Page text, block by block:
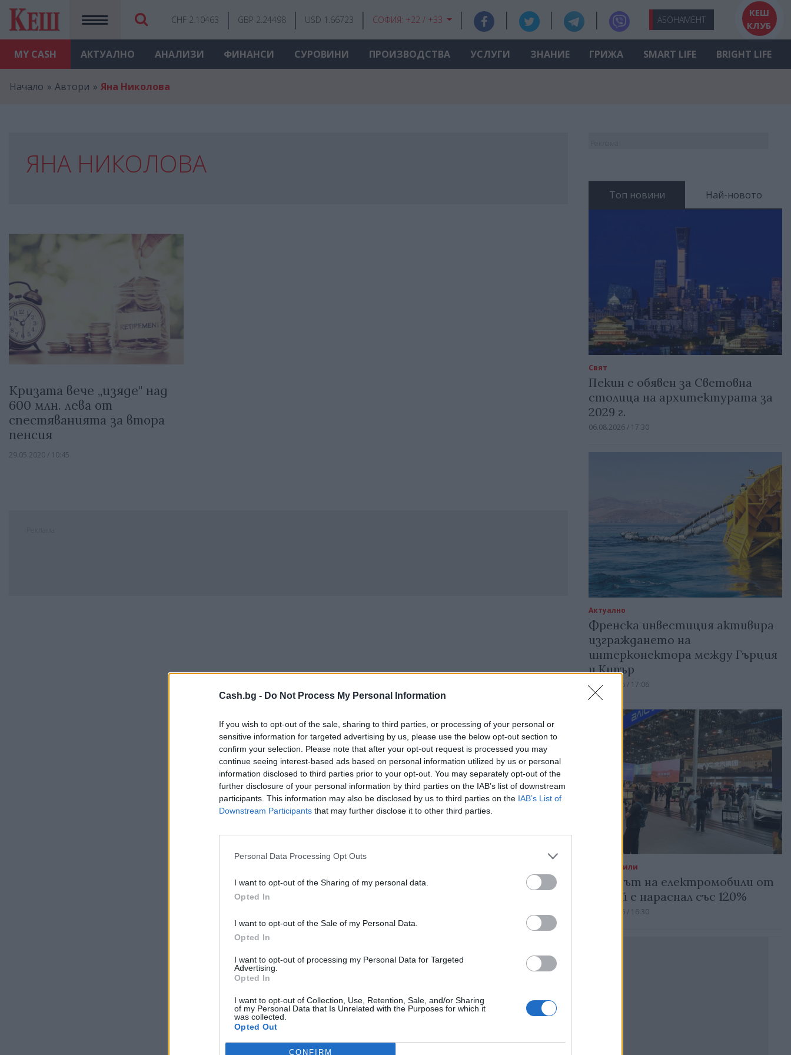
Cash.bg - Do Not Process My Personal Information
If you wish to opt-out of the sale, sharing to third parties, or processing of your personal or
sensitive information for targeted advertising by us, please use the below opt-out section to
confirm your selection. Please note that after your opt-out request is processed you may
continue seeing interest-based ads based on personal information utilized by us or personal
information disclosed to third parties prior to your opt-out. You may separately opt-out of the
further disclosure of your personal information by third parties on the IAB’s list of downstream
participants. This information may also be disclosed by us to third parties on the IAB’s List of
Downstream Participants that may further disclose it to other third parties.
Personal Data Processing Opt Outs
I want to opt-out of the Sharing of my personal data.
Opted In
I want to opt-out of the Sale of my Personal Data.
Opted In
I want to opt-out of processing my Personal Data for Targeted
Advertising.
Opted In
I want to opt-out of Collection, Use, Retention, Sale, and/or Sharing
of my Personal Data that Is Unrelated with the Purposes for which it
was collected.
Opted Out
CONFIRM
MY CASH
CHF 2.10463 GBP 2.24498 USD 1.66723 СОФИЯ: +22 / +33 АБОНАМЕНТ
КЕШ
КЛУБ
АКТУАЛНО АНАЛИЗИ ФИНАНСИ СУРОВИНИ ПРОИЗВОДСТВА УСЛУГИ ЗНАНИЕ ГРИЖА SMART LIFE BRIGHT LIFE
Начало Автори Яна Николова
ЯНА НИКОЛОВА
Кризата вече „изяде" над
600 млн. лева от
спестяванията за втора
пенсия
29.05.2020 / 10:45
Топ новини Най-новото
Свят
Пекин е обявен за Световна
столица на архитектурата за
2029 г.
06.08.2026 / 17:30
Актуално
Френска инвестиция активира
изграждането на
интерконектора между Гърция
и Кипър
06.08.2026 / 17:06
Автомобили
Износът на електромобили от
Китай е нараснал със 120%
06.08.2026 / 16:30